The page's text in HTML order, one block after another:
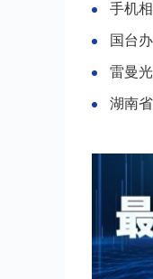
手机
国台
雷曼
湖南省欧